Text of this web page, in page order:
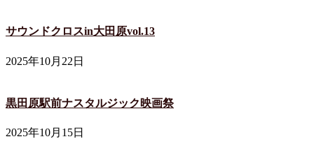
サウンドクロスin大田原vol.13
2025年10月22日
黒田原駅前ナスタルジック映画祭
2025年10月15日